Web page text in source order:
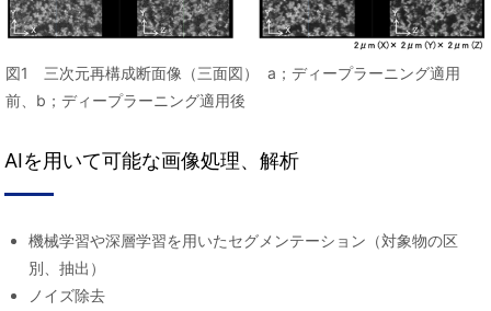
図1 三次元再構成断面像（三面図） a；ディープラーニング適用
前、b；ディープラーニング適用後
AIを用いて可能な画像処理、解析
機械学習や深層学習を用いたセグメンテーション（対象物の区
別、抽出）
ノイズ除去